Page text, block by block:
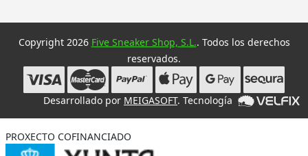
Copyright 2026 Five Sneaker Shop, S.L.. Todos los derechos
reservados.
Desarrollado por MEIGASOFT. Tecnología
PROXECTO COFINANCIADO